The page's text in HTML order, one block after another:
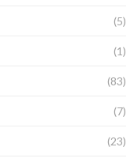
(5)
(1)
(83)
(7)
(23)